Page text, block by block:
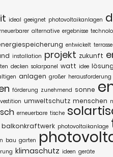
ideal geeignet photovoltaikanlagen
alternative ergebnisse
entwickelt terrasse
installation projekt zukunft
decken solarpanel watt idee
anlagen großer herausforderung
förderung zunehmend sonne
umweltschutz menschen
erneuerbare tische
balkonkraftwerk photovoltaikanlage
bau garten
klimaschutz ideen geräte